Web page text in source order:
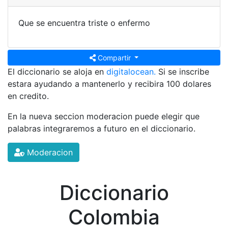
Que se encuentra triste o enfermo
Compartir
El diccionario se aloja en digitalocean. Si se inscribe
estara ayudando a mantenerlo y recibira 100 dolares
en credito.
En la nueva seccion moderacion puede elegir que
palabras integraremos a futuro en el diccionario.
Moderacion
Diccionario
Colombia